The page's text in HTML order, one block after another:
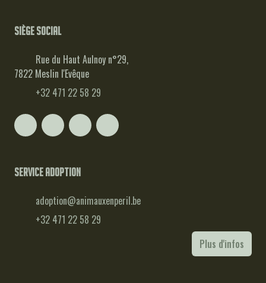
Siège social
Rue du Haut Aulnoy n°29,
7822 Meslin l'Evêque
+32 471 22 58 29
Service adoption
adoption@animauxenperil.be
+32 471 22 58 29
Plus d'infos